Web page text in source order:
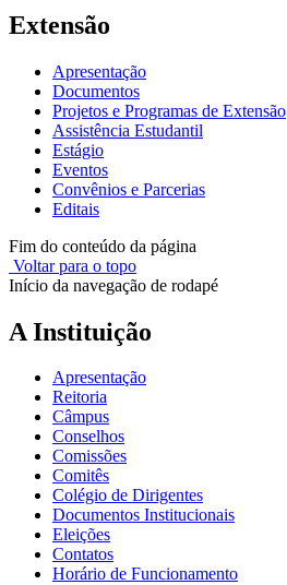
Extensão
Apresentação
Documentos
Projetos e Programas de Extensão
Assistência Estudantil
Estágio
Eventos
Convênios e Parcerias
Editais
Fim do conteúdo da página
Voltar para o topo
Início da navegação de rodapé
A Instituição
Apresentação
Reitoria
Câmpus
Conselhos
Comissões
Comitês
Colégio de Dirigentes
Documentos Institucionais
Eleições
Contatos
Horário de Funcionamento